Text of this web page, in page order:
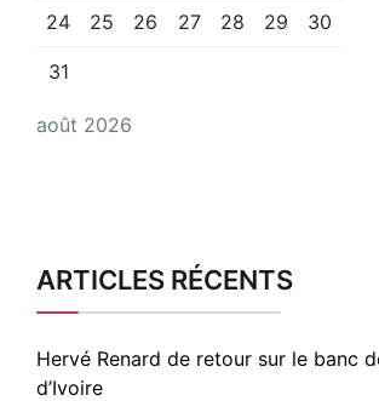
août 2026
24 25 26 27 28 29 30
31
ARTICLES RÉCENTS
Hervé Renard de retour sur le banc
d’Ivoire